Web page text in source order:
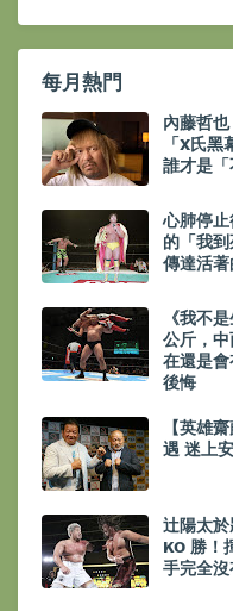
每月熱門
內藤哲
「X氏
誰才是「
心肺停
的「我
傳達活
《我不
公斤，
在還是
後悔
【英雄
遇 迷上
辻陽太
KO 勝！
手完全沒